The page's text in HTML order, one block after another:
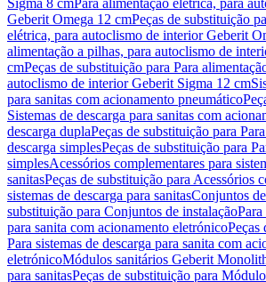
Sigma 8 cmPara alimentação elétrica, para
Geberit Omega 12 cmPeças de substituição
elétrica, para autoclismo de interior Geberit
alimentação a pilhas, para autoclismo de
cmPeças de substituição para Para
autoclismo de interior Geberit Sigma 12 cm
para sanitas com acionamento pneumático
Sistemas de descarga para sanitas com
descarga duplaPeças de substituição para
descarga simplesPeças de substituição para
simplesAcessórios complementares para
sanitasPeças de substituição para Acessórios
sistemas de descarga para sanitasConjuntos
substituição para Conjuntos de instalaçãoPara
para sanita com acionamento eletrónicoPeças
Para sistemas de descarga para sanita com
eletrónicoMódulos sanitários Geberit
para sanitasPeças de substituição para